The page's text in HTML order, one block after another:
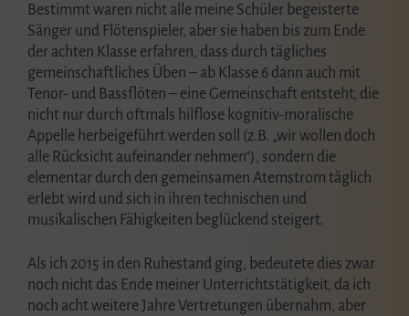
Bestimmt waren nicht alle meine Schüler begeisterte
Sänger und Flötenspieler, aber sie haben bis zum Ende
der achten Klasse erfahren, dass durch tägliches
gemeinschaftliches Üben – ab Klasse 6 dann auch mit
Tenor- und Bassflöten – eine Gemeinschaft entsteht, die
nicht nur durch oftmals hilflose kognitiv-moralische
Appelle herbeigeführt werden soll (z.B. „wir wollen doch
alle Rücksicht aufeinander nehmen“), sondern die
elementar durch den gemeinsamen Atemstrom täglich
erlebt wird und sich in ihren technischen und
musikalischen Fähigkeiten beglückend steigert.
Als ich 2015 in den Ruhestand ging, bedeutete dies zwar
noch nicht das Ende meiner Unterrichtstätigkeit, da ich
noch acht weitere Jahre Vertretungen übernahm, aber